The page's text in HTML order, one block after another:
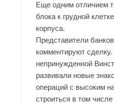
Еще одним отличием
блока к грудной
корпуса.
Представители
комментируют
непринужденной
развивали новые
операций с высоким
строиться в том